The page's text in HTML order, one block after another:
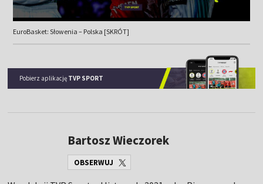
EuroBasket: Słowenia – Polska [SKRÓT]
Pobierz aplikację TVP SPORT
Bartosz Wieczorek
OBSERWUJ